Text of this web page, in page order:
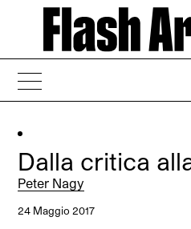
Dalla critica
Peter Nagy
24 Maggio 2017